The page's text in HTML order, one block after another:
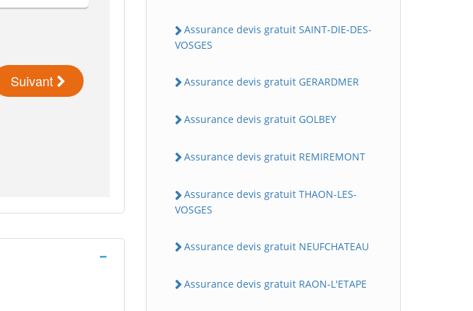
Assurance devis gratuit SAINT-DIE-DES-
VOSGES
Assurance devis gratuit GERARDMER
Assurance devis gratuit GOLBEY
Assurance devis gratuit REMIREMONT
Assurance devis gratuit THAON-LES-
VOSGES
Assurance devis gratuit NEUFCHATEAU
Assurance devis gratuit RAON-L'ETAPE